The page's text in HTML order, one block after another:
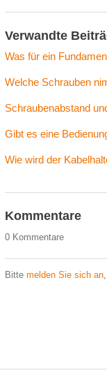
Verwandte
Was für ein
Welche Schrauben
Schraubenabstand
Gibt es eine
Wie wird der
Kommentare
0 Kommentare
Bittemelden Sie sich an